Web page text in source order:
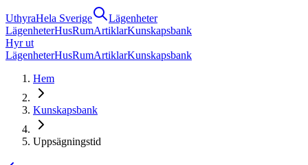
UthyraHela Sverige
Lägenheter
LägenheterHusRumArtiklarKunskapsbank
Hyr ut
LägenheterHusRumArtiklarKunskapsbank
Hem
Kunskapsbank
Uppsägningstid